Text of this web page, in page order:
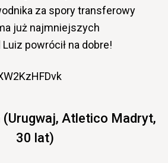
za spory transferowy
już najmniejszych
powrócił na dobre!
(Urugwaj, Atletico Madryt,
30 lat)